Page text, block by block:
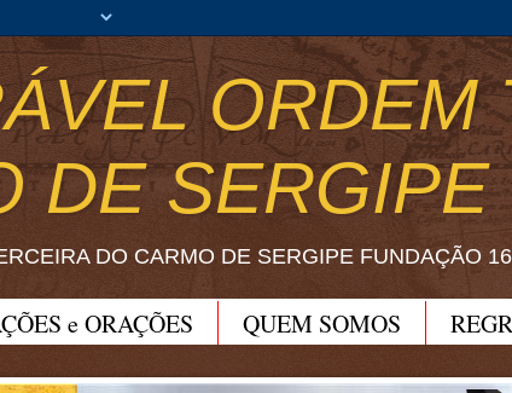
ORDEM
DE SERGIPE
DO CARMO DE SERGIPE FUNDAÇÃO
e ORAÇÕES QUEM SOMOS